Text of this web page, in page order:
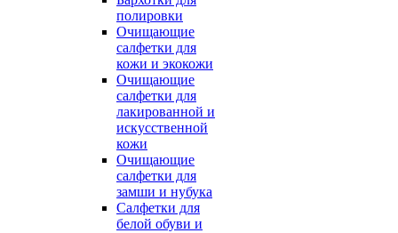
полировки
Очищающие
салфетки для
кожи и экокожи
Очищающие
салфетки для
лакированной и
искусственной
кожи
Очищающие
салфетки для
замши и нубука
Салфетки для
белой обуви и